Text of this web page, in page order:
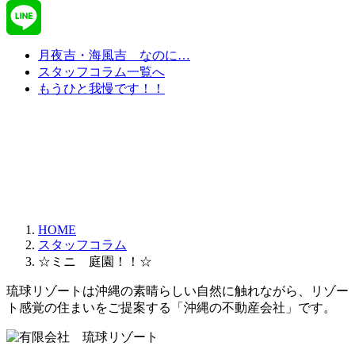
Twitter
Line
月夜吉・海風吉 なのに…
スタッフコラム一覧へ
もうひと我慢です！！
HOME
スタッフコラム
☆ミニ 庭園！！☆
琉球リゾートは沖縄の素晴らしい自然に触れながら、リゾー
ト感覚の住まいをご提案する「沖縄の不動産会社」です。